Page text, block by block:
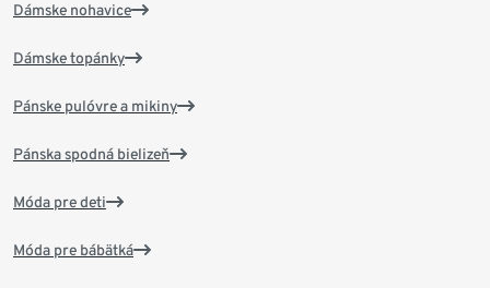
Dámske nohavice
Dámske topánky
Pánske pulóvre a mikiny
Pánska spodná bielizeň
Móda pre deti
Móda pre bábätká